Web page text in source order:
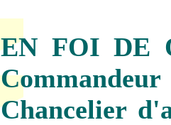
EN FOI DE
Chancelier